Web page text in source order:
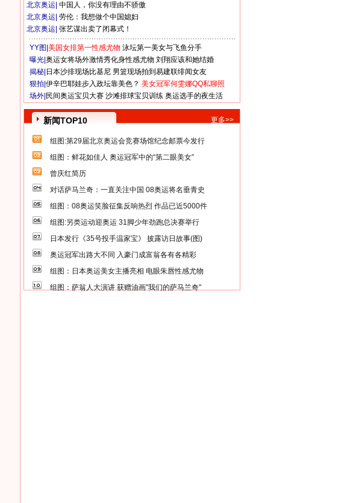
北京奥运 中国人，你没有理由不骄傲
北京奥运 劳伦：我想做个中国媳妇
北京奥运 张艺谋出卖了闭幕式！
YY图| 美国女排第一性感尤物 泳坛第一美女与飞鱼分手
曝光| 奥运女将场外激情秀化身性感尤物 刘翔应该和她结婚
揭秘| 日本沙排现场比基尼 男篮现场拍到易建联绯闻女友
狠拍| 伊辛巴耶娃步入政坛靠美色？ 美女冠军何雯娜QQ私聊照
场外| 民间奥运宝贝大赛 沙滩排球宝贝训练 奥运选手的夜生活
新闻TOP10 更多>>
组图:第29届北京奥运会竞赛场馆纪念邮票今发行
组图：鲜花如佳人 奥运冠军中的“第二眼美女”
曾庆红简历
对话萨马兰奇：一直关注中国 08奥运将名垂青史
组图：08奥运笑脸征集反响热烈 作品已近5000件
组图:另类运动迎奥运 31脚少年劲跑总决赛举行
日本发行《35号投手温家宝》 披露访日故事(图)
奥运冠军出路大不同 入豪门成富翁各有各精彩
组图：日本奥运美女主播亮相 电眼朱唇性感尤物
组图：萨翁人大演讲 获赠油画"我们的萨马兰奇"